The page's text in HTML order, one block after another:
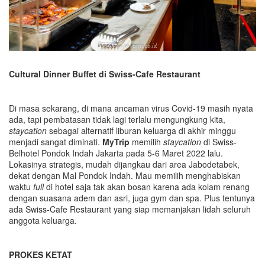
Cultural Dinner Buffet di Swiss-Cafe Restaurant
Di masa sekarang, di mana ancaman virus Covid-19 masih nyata
ada, tapi pembatasan tidak lagi terlalu mengungkung kita,
staycation sebagai alternatif liburan keluarga di akhir minggu
menjadi sangat diminati. MyTrip memilih staycation di Swiss-
Belhotel Pondok Indah Jakarta pada 5-6 Maret 2022 lalu.
Lokasinya strategis, mudah dijangkau dari area Jabodetabek,
dekat dengan Mal Pondok Indah. Mau memilih menghabiskan
waktu fulldi hotel saja tak akan bosan karena ada kolam renang
dengan suasana adem dan asri, juga gym dan spa. Plus tentunya
ada Swiss-Cafe Restaurant yang siap memanjakan lidah seluruh
anggota keluarga.
PROKES KETAT